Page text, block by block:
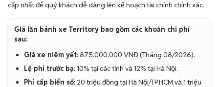
cấp nhất để quý khách dễ dàng lên kế hoạch tài chính chính xác.
Giá lăn bánh xe Territory bao gồm các khoản chi phí
sau:
Giá xe niêm yết: 875.000.000 VNĐ (Tháng 08/2026).
Lệ phí trước bạ: 10% tại các tỉnh và 12% tại Hà Nội.
Phí cấp biển số: 20 triệu đồng tại Hà Nội/TP.HCM và 1 triệu